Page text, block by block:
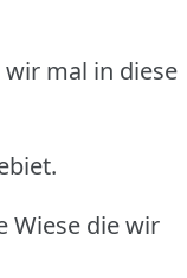
mal in diese
Wiese die wir